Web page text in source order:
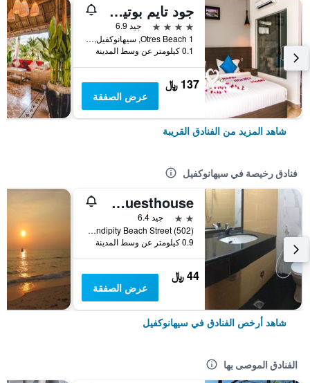
جود تايم بوتيك هوتل
4 نجوم
جيد 6.9
Otres Beach 1, سيهانوكفيل, كمبوديا
0.1 كيلومتر عن وسط المدينة
137 ﷼
عرض الصفقة
شاهد المزيد من الفنادق القريبة
فنادق رخيصة في سيهانوكفيل
Invito Guesthouse
2 نجمتين
جيد 6.4
Serendipity Beach Street (502), سيهانوكفيل, كمبوديا
0.9 كيلومتر عن وسط المدينة
44 ﷼
عرض الصفقة
شاهد أرخص الفنادق في سيهانوكفيل
الفنادق الموصى بها